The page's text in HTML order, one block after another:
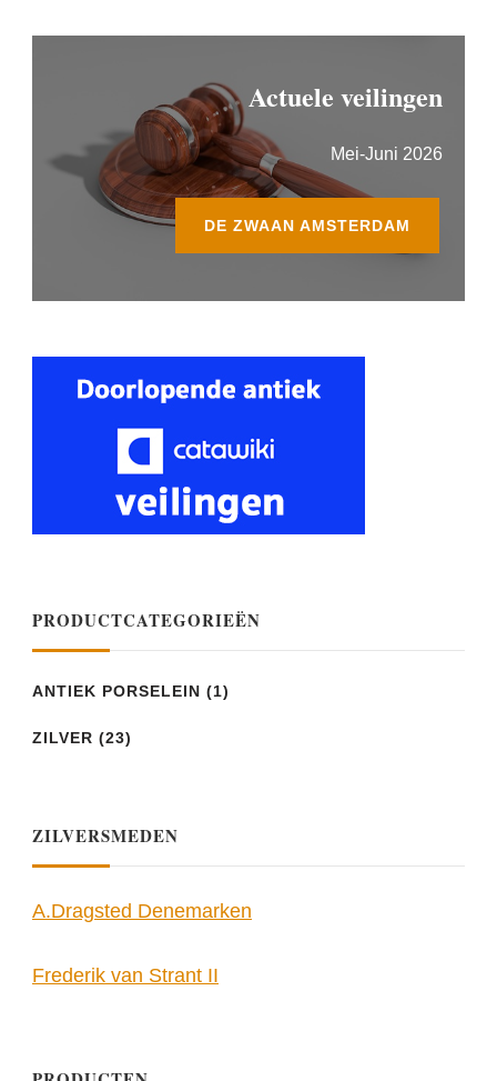
Actuele veilingen
Mei-Juni 2026
DE ZWAAN AMSTERDAM
PRODUCTCATEGORIEËN
ANTIEK PORSELEIN (1)
ZILVER (23)
ZILVERSMEDEN
A.Dragsted Denemarken
Frederik van Strant II